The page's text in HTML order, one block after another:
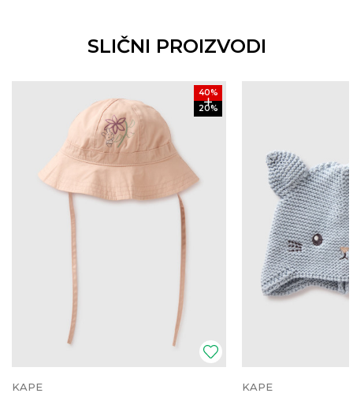
SLIČNI PROIZVODI
40%
20%
KAPE KAPE